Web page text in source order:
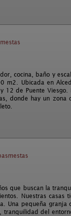
cocina, baño y
Ubicada en
12 de Puente Viesgo.
donde hay un zona
que buscan la
Nuestras casas
Una pequeña granja
del